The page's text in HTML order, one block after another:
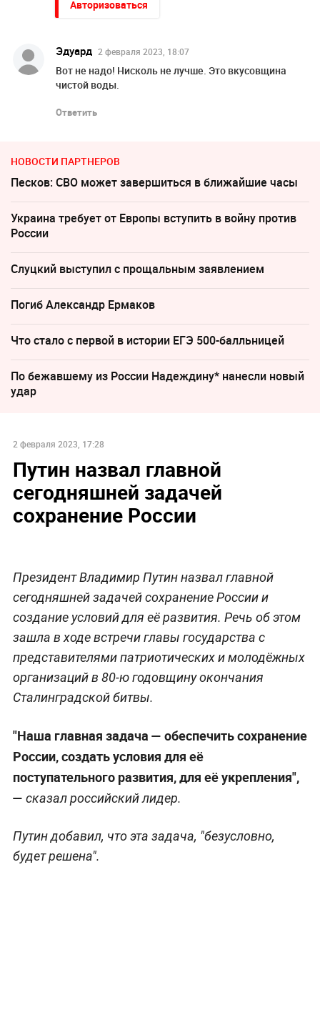
Авторизоваться
Эдуард 2 февраля 2023, 18:07
Вот не надо! Нисколь не лучше. Это вкусовщина
чистой воды.
Ответить
НОВОСТИ ПАРТНЕРОВ
Песков: СВО может завершиться в ближайшие часы
Украина требует от Европы вступить в войну против
России
Слуцкий выступил с прощальным заявлением
Погиб Александр Ермаков
Что стало с первой в истории ЕГЭ 500-балльницей
По бежавшему из России Надеждину* нанесли новый
удар
2 февраля 2023, 17:28
Путин назвал главной
сегодняшней задачей
сохранение России
Президент Владимир Путин назвал главной
сегодняшней задачей сохранение России и
создание условий для её развития. Речь об этом
зашла в ходе встречи главы государства с
представителями патриотических и молодёжных
организаций в 80-ю годовщину окончания
Сталинградской битвы.
"Наша главная задача — обеспечить сохранение
России, создать условия для её
поступательного развития, для её укрепления",
— сказал российский лидер.
Путин добавил, что эта задача, "безусловно,
будет решена".